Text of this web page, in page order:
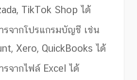
TikTok Shop ได้
รจากโปรแกรมบัญชี เช่น
Xero, QuickBooks ได้
รจากไฟล์ Excel ได้